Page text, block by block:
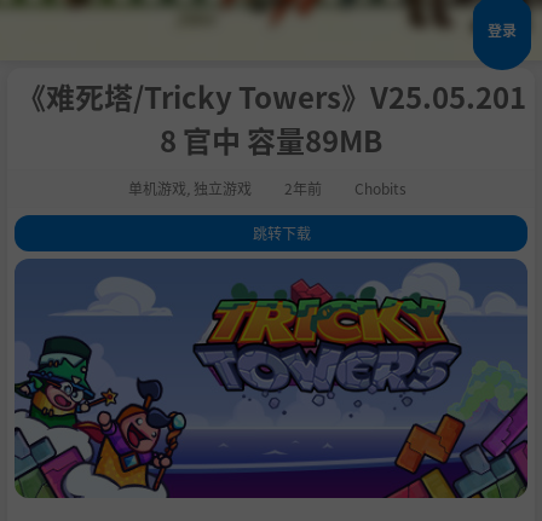
登录
《难死塔/Tricky Towers》V25.05.201
8 官中 容量89MB
单机游戏 独立游戏 2年前 Chobits
跳转下载
1.关于这款游戏
系统需求
.学习下载